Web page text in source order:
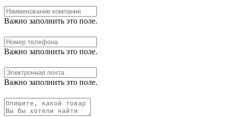
Важно заполнить это поле.
Важно заполнить это поле.
Важно заполнить это поле.